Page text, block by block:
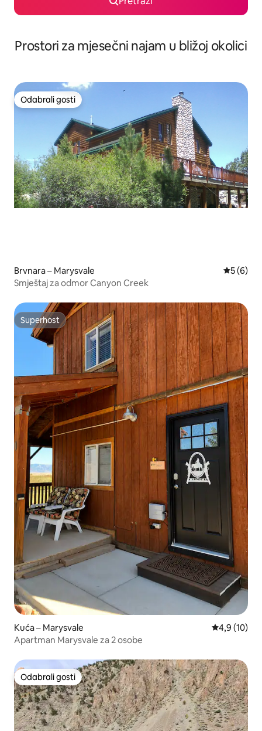
Prostori za mjesečni najam u bližoj okolici
Odabrali gosti
Odabrali gosti
Brvnara – Marysvale
5 (6)
Smještaj za odmor Canyon Creek
Superhost
Superhost
Kuća – Marysvale Prosječna
4,9 (10)
Apartman Marysvale za 2 osobe
Odabrali gosti
Odabrali gosti